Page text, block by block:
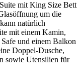
mit King Size Bett
um die
natürlich
mit einem Kamin,
und einem Balkon
Doppel-Dusche,
sowie Utensilien für